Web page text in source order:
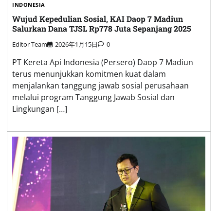
INDONESIA
Wujud Kepedulian Sosial, KAI Daop 7 Madiun
Salurkan Dana TJSL Rp778 Juta Sepanjang 2025
Editor Team 2026年1月15日 0
PT Kereta Api Indonesia (Persero) Daop 7 Madiun
terus menunjukkan komitmen kuat dalam
menjalankan tanggung jawab sosial perusahaan
melalui program Tanggung Jawab Sosial dan
Lingkungan […]